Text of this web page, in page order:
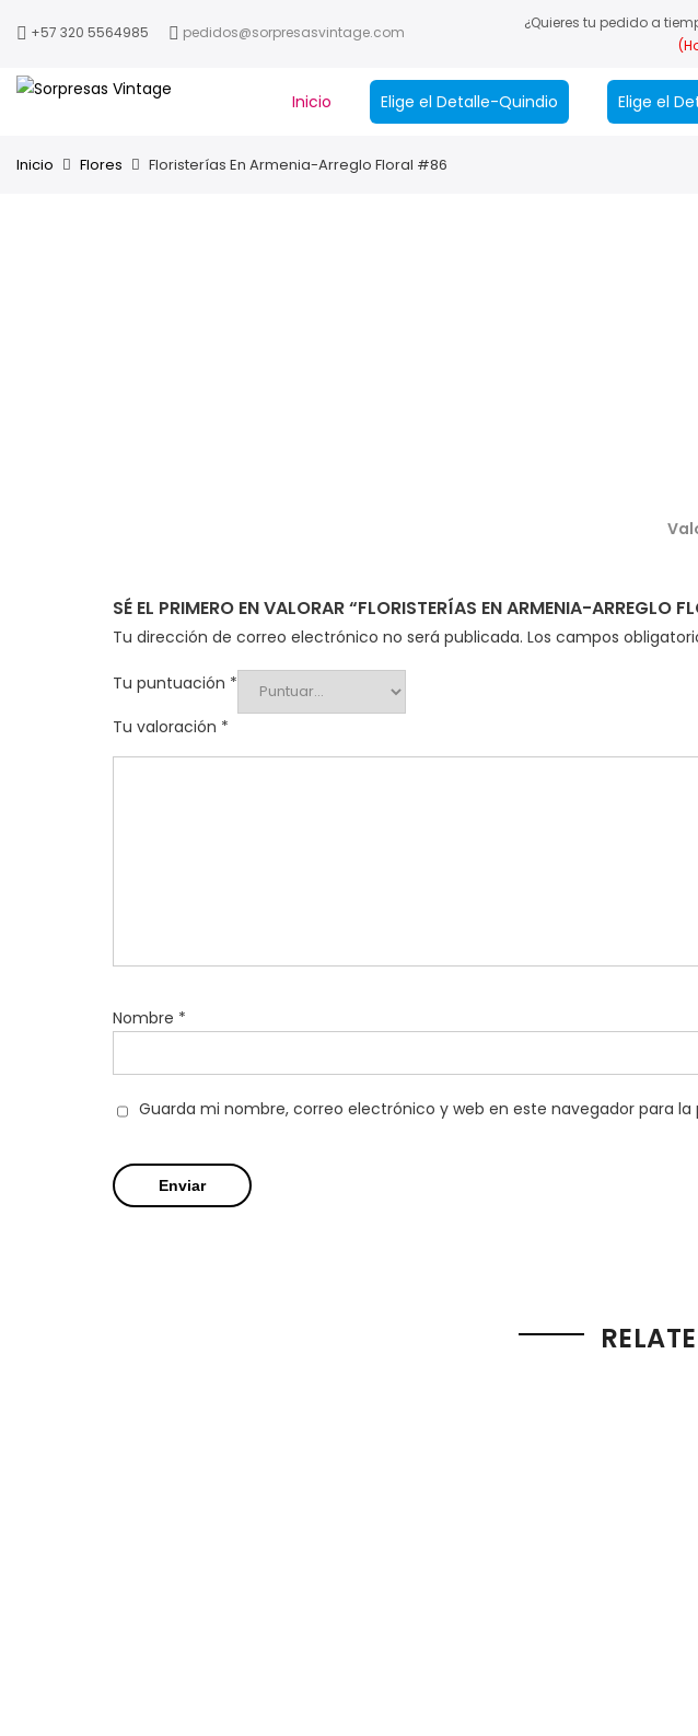
+57 320 5564985 pedidos@sorpresasvintage.com
¿Quieres tu pedido a
Inicio Elige el Detalle-Quindio Elige el
Inicio Flores Floristerías En Armenia-Arreglo Floral #86
SÉ EL PRIMERO EN VALORAR “FLORISTERÍAS EN ARMENIA-ARREGLO
Tu dirección de correo electrónico no será publicada. Los campos
Tu puntuación *
Tu valoración *
Nombre *
Guarda mi nombre, correo electrónico y web en este navegador para